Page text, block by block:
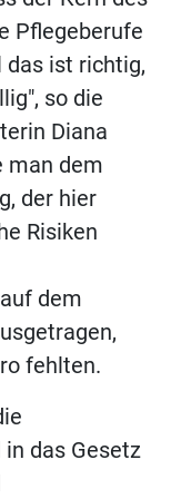
Pflegeberufe
das ist richtig,
so die
Diana
man dem
der hier
Risiken
dem
fehlten.
das Gesetz